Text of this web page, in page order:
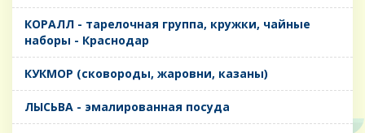
КОРАЛЛ - тарелочная группа, кружки, чайные
наборы - Краснодар
КУКМОР (сковороды, жаровни, казаны)
ЛЫСЬВА - эмалированная посуда